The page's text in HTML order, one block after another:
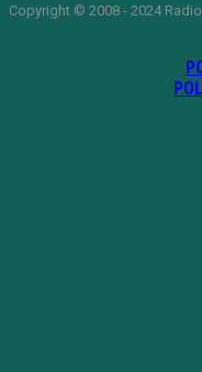
Copyright © 2008 - 2024